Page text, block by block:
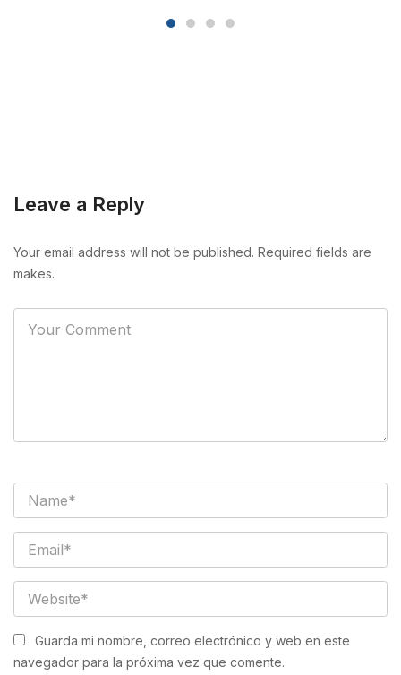
Leave a Reply
Your email address will not be published. Required fields are
makes.
Guarda mi nombre, correo electrónico y web en este
navegador para la próxima vez que comente.